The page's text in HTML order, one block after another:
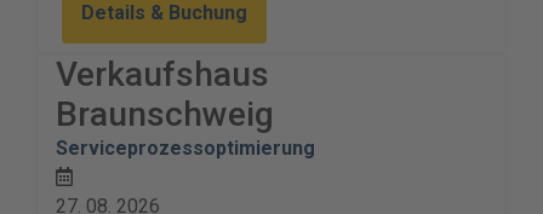
Details & Buchung
Verkaufshaus
Braunschweig
Serviceprozessoptimierung
27. 08. 2026